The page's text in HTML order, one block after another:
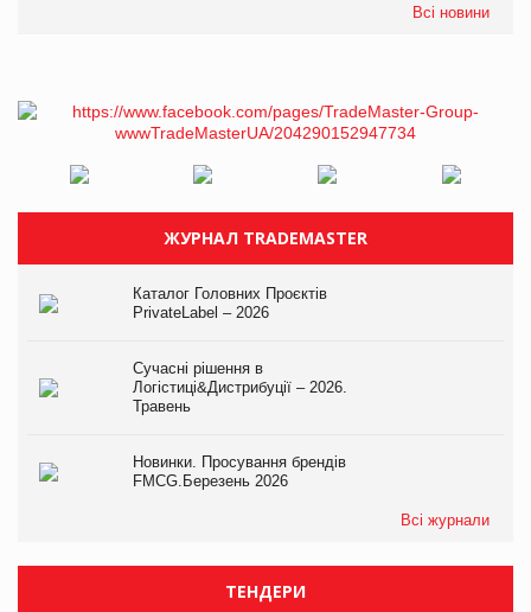
Всі новини
ЖУРНАЛ TRADEMASTER
Каталог Головних Проєктів
PrivateLabel – 2026
Сучасні рішення в
Логістиці&Дистрибуції – 2026.
Травень
Новинки. Просування брендів
FMCG.Березень 2026
Всі журнали
ТЕНДЕРИ